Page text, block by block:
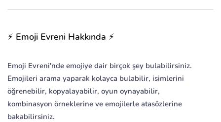
⚡ Emoji Evreni Hakkında ⚡
Emoji Evreni'nde emojiye dair birçok şey bulabilirsiniz.
Emojileri arama yaparak kolayca bulabilir, isimlerini
öğrenebilir, kopyalayabilir, oyun oynayabilir,
kombinasyon örneklerine ve emojilerle atasözlerine
bakabilirsiniz.